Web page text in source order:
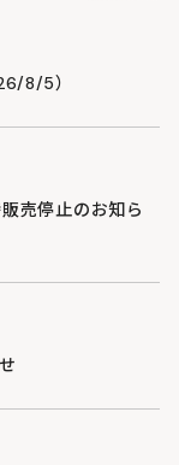
8/5）
売停止のお知ら